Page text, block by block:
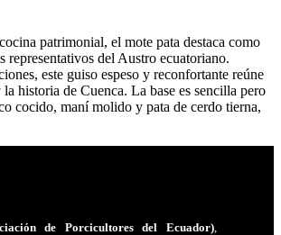
patrimonial, el mote pata destaca como
representativos del Austro ecuatoriano.
este guiso espeso y reconfortante reúne
historia de Cuenca. La base es sencilla pero
cocido, maní molido y pata de cerdo tierna,
de Porcicultores del Ecuador)